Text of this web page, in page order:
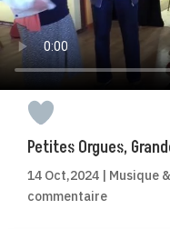
Petites Orgues,
14 Oct,2024 | Musique
commentaire